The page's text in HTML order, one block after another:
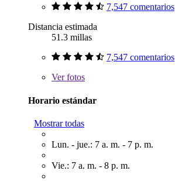
7,547 comentarios
Distancia estimada
51.3 millas
7,547 comentarios
Verfotos
Horario estándar
Mostrar todas
Lun. - jue.: 7 a. m. - 7 p. m.
Vie.: 7 a. m. - 8 p. m.